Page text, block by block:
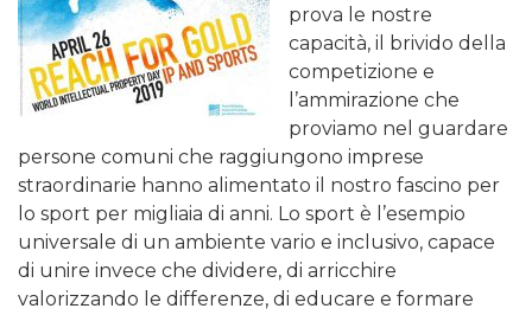
prova le nostre
capacità, il brivido della
competizione e
l’ammirazione che
proviamo nel guardare
persone comuni che raggiungono imprese
straordinarie hanno alimentato il nostro fascino per
lo sport per migliaia di anni. Lo sport è l’esempio
universale di un ambiente vario e inclusivo, capace
di unire invece che dividere, di arricchire
valorizzando le differenze, di educare e formare